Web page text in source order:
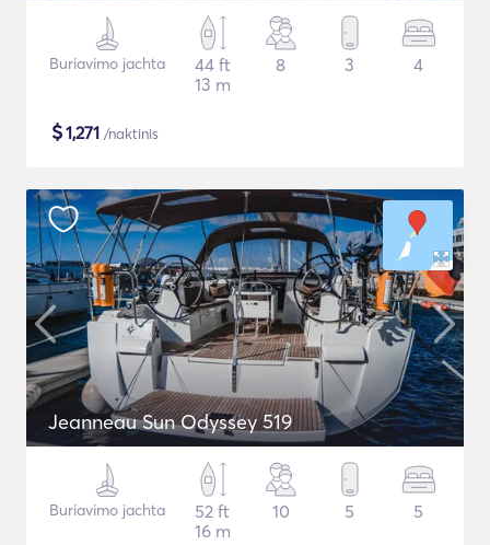
Buriavimo jachta
44 ft
13 m
8 3 4
$1,271 /naktinis
Jeanneau Sun Odyssey 519
Buriavimo jachta
52 ft
16 m
10 5 5